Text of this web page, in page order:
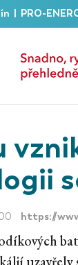
PRO-
https://